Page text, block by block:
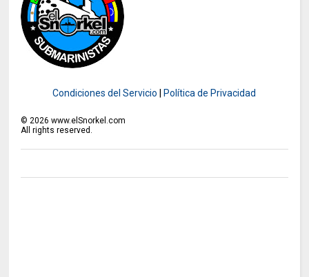
Condiciones del Servicio Política de Privacidad
© 2026 www.elSnorkel.com
All rights reserved.